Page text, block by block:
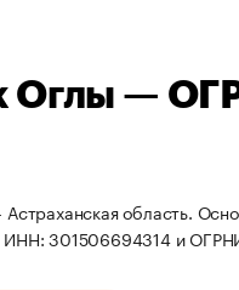
Оглы —
область.
ИНН: 301506694314 и